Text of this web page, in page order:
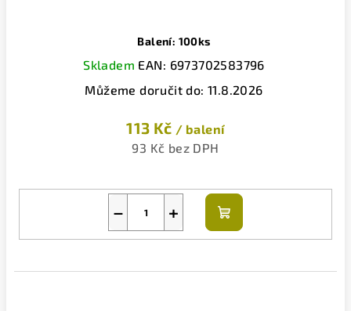
Balení: 100ks
Skladem EAN: 6973702583796
Můžeme doručit do: 11.8.2026
113 Kč / balení
93 Kč bez DPH
+
−
Do
košíku